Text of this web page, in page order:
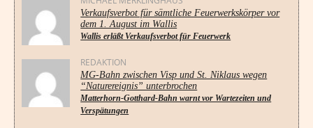
Verkaufsverbot für sämtliche Feuerwerkskörper vor
dem 1. August im Wallis
Wallis erläßt Verkaufsverbot für Feuerwerk
REDAKTION
MG-Bahn zwischen Visp und St. Niklaus wegen
“Naturereignis” unterbrochen
Matterhorn-Gotthard-Bahn warnt vor Wartezeiten und
Verspätungen